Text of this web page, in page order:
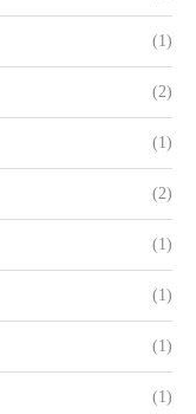
(1)
(2)
(1)
(2)
(1)
(1)
(1)
(1)